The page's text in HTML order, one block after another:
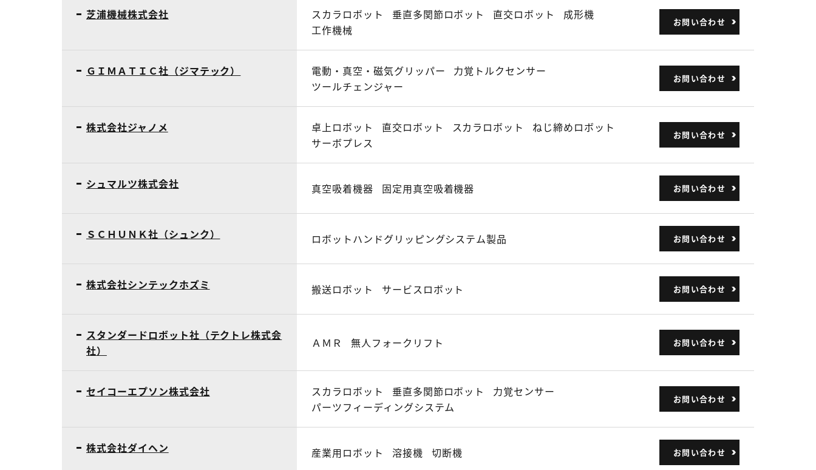
芝浦機械株式会社 スカラロボット 垂直多関節ロボット 直交ロボット
成形機
工作機械
お問い合わせ
ＧＩＭＡＴＩＣ社（ジマテック） 電動・真空・磁気グリッパー
力覚トルクセンサー
ツールチェンジャー
お問い合わせ
株式会社ジャノメ 卓上ロボット 直交ロボット スカラロボット
ねじ締めロボット
サーボプレス
お問い合わせ
シュマルツ株式会社 真空吸着機器 固定用真空吸着機器 お問い合わせ
ＳＣＨＵＮＫ社（シュンク） ロボットハンドグリッピングシステム製品 お問い合わせ
株式会社シンテックホズミ 搬送ロボット サービスロボット お問い合わせ
スタンダードロボット社（テクトレ株式会
社）
ＡＭＲ 無人フォークリフト お問い合わせ
セイコーエプソン株式会社 スカラロボット 垂直多関節ロボット
力覚センサー
パーツフィーディングシステム
お問い合わせ
株式会社ダイヘン 産業用ロボット 溶接機 切断機 お問い合わせ